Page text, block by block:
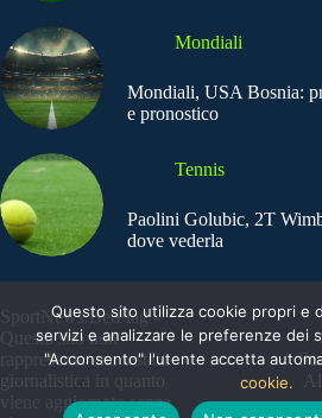
Mondiali
Mondiali, USA Bosnia:
e pronostico
Tennis
Paolini Golubic, 2T
dove vederla
SportNews.BetFlag -
Questo sito non
rappresenta una testata
giornalistica in quanto
viene aggiornato senza
Questo sito utilizza cookie propri e
servizi e analizzare le preferenze dei
"Acconsento" l'utente accetta
cookie.